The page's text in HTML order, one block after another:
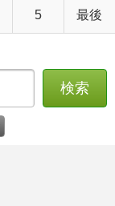
5 最後
検索